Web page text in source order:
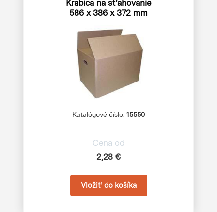
Krabica na sťahovanie
586 x 386 x 372 mm
Katalógové číslo: 15550
Cena od
2,28 €